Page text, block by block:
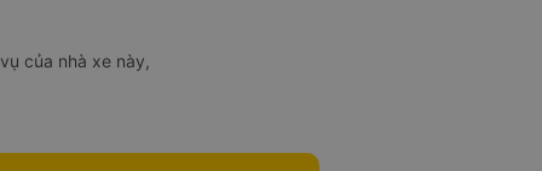
của nhà xe này,